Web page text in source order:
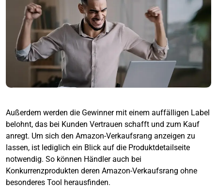
Außerdem werden die Gewinner mit einem auffälligen Label
belohnt, das bei Kunden Vertrauen schafft und zum Kauf
anregt. Um sich den Amazon-Verkaufsrang anzeigen zu
lassen, ist lediglich ein Blick auf die Produktdetailseite
notwendig. So können Händler auch bei
Konkurrenzprodukten deren Amazon-Verkaufsrang ohne
besonderes Tool herausfinden.